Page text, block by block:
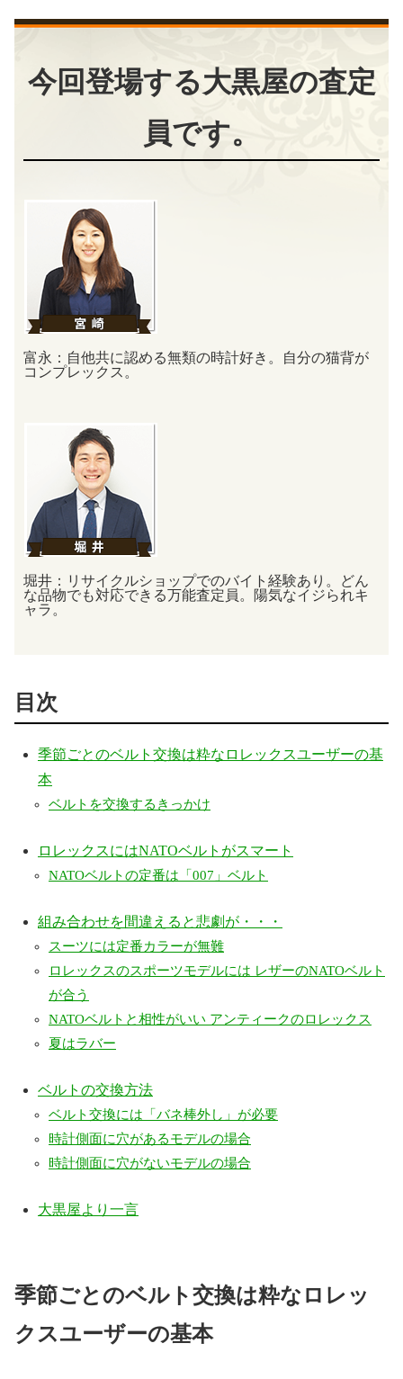
今回登場する大黒屋の査定
員です。
富永：自他共に認める無類の時計好き。
自分の猫背が
コンプレックス。
堀井：リサイクルショップでのバイト経験あり。
どん
な品物でも対応できる万能査定員。陽気なイジられキ
ャラ。
目次
季節ごとのベルト交換は粋なロレックスユーザーの基
本
ベルトを交換するきっかけ
ロレックスにはNATOベルトがスマート
NATOベルトの定番は「007」ベルト
組み合わせを間違えると悲劇が・・・
スーツには定番カラーが無難
ロレックスのスポーツモデルには レザーのNATOベルト
が合う
NATOベルトと相性がいい アンティークのロレックス
夏はラバー
ベルトの交換方法
ベルト交換には「バネ棒外し」が必要
時計側面に穴があるモデルの場合
時計側面に穴がないモデルの場合
大黒屋より一言
季節ごとのベルト交換は粋なロレッ
クスユーザーの基本